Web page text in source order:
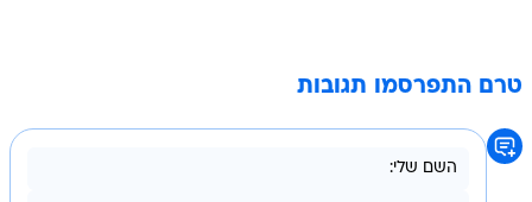
טרם התפרסמו תגובות